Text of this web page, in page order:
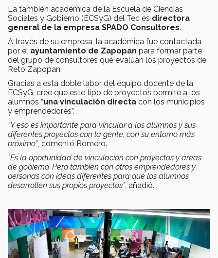
La también académica de la Escuela de Ciencias
Sociales y Gobierno (ECSyG) del Tec es directora
general de la empresa SPADO Consultores.
A través de su empresa, la académica fue contactada
por el ayuntamiento de Zapopan para formar parte
del grupo de consultores que evalúan los proyectos de
Reto Zapopan.
Gracias a esta doble labor del equipo docente de la
ECSyG, cree que este tipo de proyectos permite a los
alumnos “una vinculación directa con los municipios
y emprendedores”.
“Y eso es importante para vincular a los alumnos y sus
diferentes proyectos con la gente, con su entorno más
próximo”, comentó Romero.
“Es la oportunidad de vinculación con proyectos y áreas
de gobierno. Pero también con otros emprendedores y
personas con ideas diferentes para que los alumnos
desarrollen sus propios proyectos”, añadió.